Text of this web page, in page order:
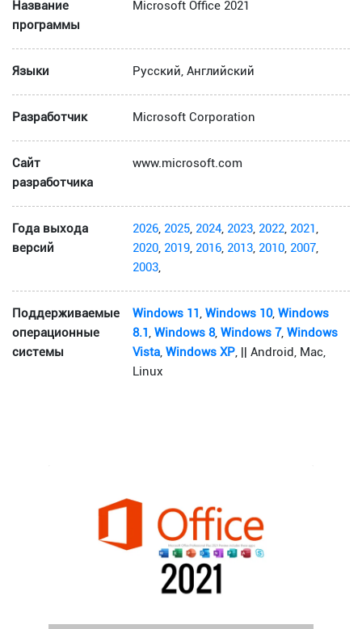
Название
программы
Microsoft Office 2021
Языки Русский, Английский
Разработчик Microsoft Corporation
Сайт
разработчика
www.microsoft.com
Года выхода
версий
2026, 2025, 2024, 2023, 2022, 2021,
2020, 2019, 2016, 2013, 2010, 2007,
2003,
Поддерживаемые
операционные
системы
Windows 11,Windows 10,Windows
8.1,Windows 8,Windows 7,Windows
Vista,Windows XP, || Android, Mac,
Linux